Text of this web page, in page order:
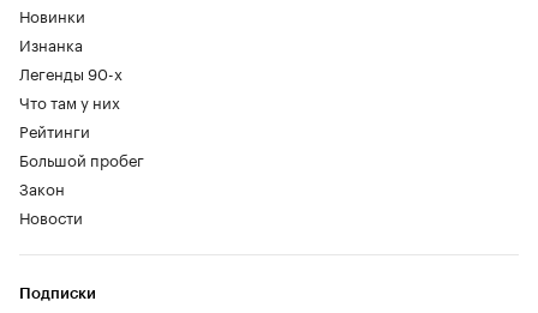
Новинки
Изнанка
Легенды 90-х
Что там у них
Рейтинги
Большой пробег
Закон
Новости
Подписки